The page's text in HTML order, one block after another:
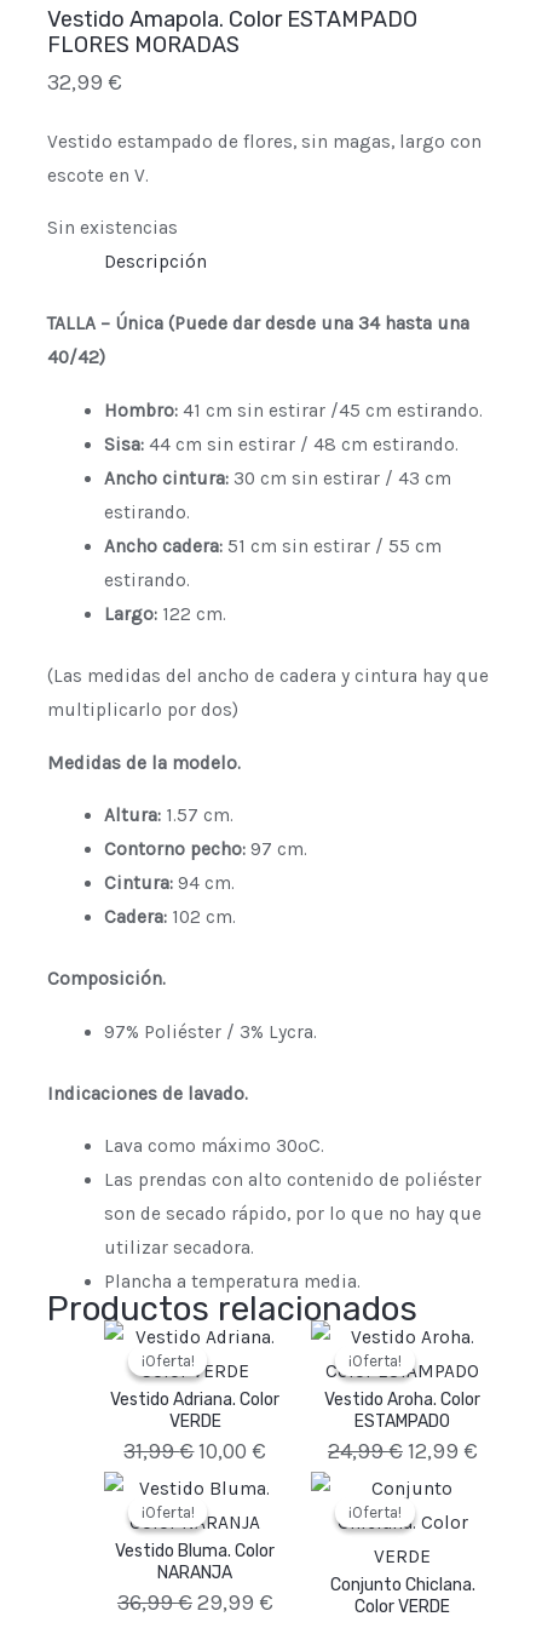
Vestido Amapola. Color ESTAMPADO
FLORES MORADAS
32,99 €
Vestido estampado de flores, sin magas, largo con
escote en V.
Sin existencias
Descripción
TALLA – Única(Puede dar desde una 34 hasta una
40/42)
Hombro: 41 cm sin estirar /45 cm estirando.
Sisa: 44 cm sin estirar / 48 cm estirando.
Ancho cintura: 30 cm sin estirar / 43 cm
estirando.
Ancho cadera: 51 cm sin estirar / 55 cm
estirando.
Largo: 122 cm.
(Las medidas del ancho de cadera y cintura hay que
multiplicarlo por dos)
Medidas de la modelo.
Altura: 1.57 cm.
Contorno pecho: 97 cm.
Cintura: 94 cm.
Cadera: 102 cm.
Composición.
97% Poliéster / 3% Lycra.
Indicaciones de lavado.
Lava como máximo 30ºC.
Las prendas con alto contenido de poliéster
son de secado rápido, por lo que no hay que
utilizar secadora.
Plancha a temperatura media.
Productos relacionados
¡Oferta!
¡Oferta!
Vestido Adriana. Color
VERDE
31,99€
El
precio
original
era:
31,99 €.
10,00 €
El
10,00 €.
¡Oferta!
¡Oferta!
Vestido Aroha. Color
ESTAMPADO
24,99€
El
precio
original
era:
24,99 €.
12,99 €
precio
es:
¡Oferta!
¡Oferta!
Vestido Bluma. Color
NARANJA
36,99€
El
precio
original
era:
29,99 €
actual
es:
¡Oferta!
¡Oferta!
Conjunto Chiclana.
Color VERDE
El
precio
original
era: